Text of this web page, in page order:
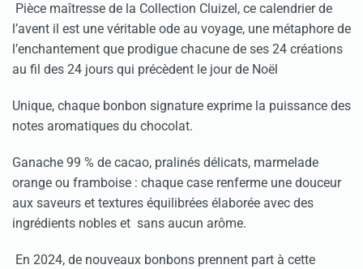
Pièce maîtresse de la Collection Cluizel, ce calendrier de
l’avent il est une véritable ode au voyage, une métaphore de
l’enchantement que prodigue chacune de ses 24 créations
au fil des 24 jours qui précèdent le jour de Noël
Unique, chaque bonbon signature exprime la puissance des
notes aromatiques du chocolat.
Ganache 99 % de cacao, pralinés délicats, marmelade
orange ou framboise : chaque case renferme une douceur
aux saveurs et textures équilibrées élaborée avec des
ingrédients nobles et sans aucun arôme.
En 2024, de nouveaux bonbons prennent part à cette